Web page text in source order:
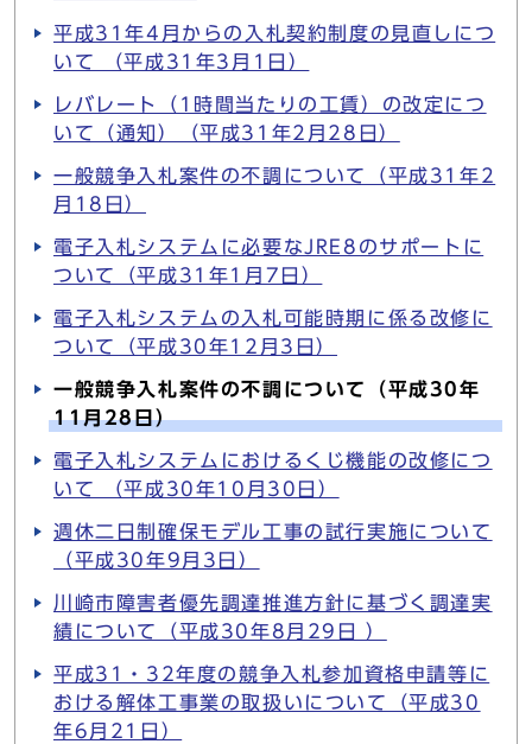
平成31年4月からの入札契約制度の見直しにつ
いて （平成31年3月1日）
レバレート（1時間当たりの工賃）の改定につ
いて（通知）（平成31年2月28日）
一般競争入札案件の不調について（平成31年2
月18日）
電子入札システムに必要なJRE8のサポートに
ついて（平成31年1月7日）
電子入札システムの入札可能時期に係る改修に
ついて（平成30年12月3日）
一般競争入札案件の不調について（平成30年
11月28日）
電子入札システムにおけるくじ機能の改修につ
いて （平成30年10月30日）
週休二日制確保モデル工事の試行実施について
（平成30年9月3日）
川崎市障害者優先調達推進方針に基づく調達実
績について（平成30年8月29日 ）
平成31・32年度の競争入札参加資格申請等に
おける解体工事業の取扱いについて（平成30
年6月21日）